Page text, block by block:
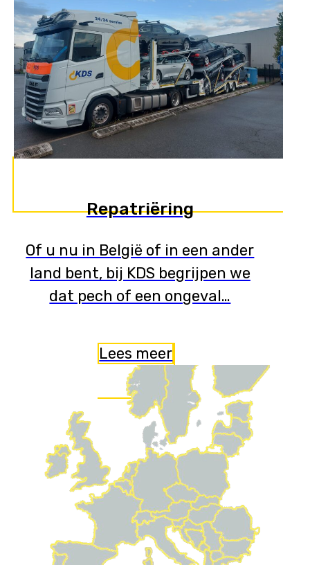
Repatriëring
Of u nu in België of in een ander
land bent, bij KDS begrijpen we
dat pech of een ongeval…
Lees meer